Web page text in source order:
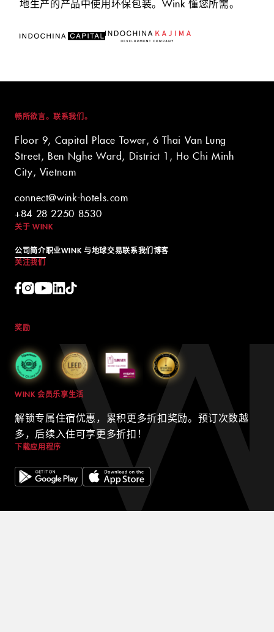
地生产的产品中使用环保包装。Wink 懂您所需。
畅所欲言。联系我们。
Floor 9, Capital Place Tower, 6 Thai Van Lung
Street, Ben Nghe Ward, District 1, Ho Chi Minh
City, Vietnam
connect@wink-hotels.com
+84 28 2250 8530
关于 WINK
公司简介职业WINK 与地球交易联系我们博客
关注我们
奖励
WINK 会员乐享生活
解锁专属住宿优惠，累积更多折扣奖励。预订次数越
多，后续入住可享更多折扣！
下载应用程序